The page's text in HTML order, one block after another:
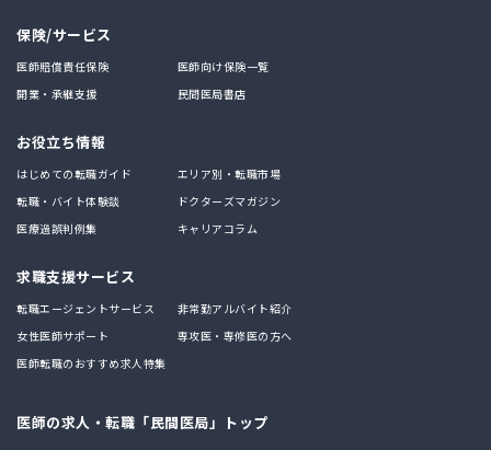
保険/サービス
医師賠償責任保険
医師向け保険一覧
開業・承継支援
民間医局書店
お役立ち情報
はじめての転職ガイド
エリア別・転職市場
転職・バイト体験談
ドクターズマガジン
医療過誤判例集
キャリアコラム
求職支援サービス
転職エージェントサービス
非常勤アルバイト紹介
女性医師サポート
専攻医・専修医の方へ
医師転職のおすすめ求人特集
医師の求人・転職「民間医局」トップ